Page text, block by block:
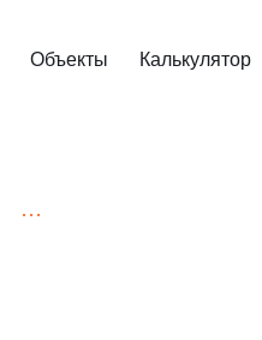
Объекты Калькулятор
...